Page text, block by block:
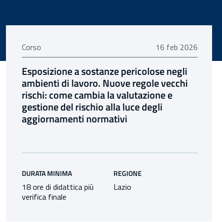
Corso 16 febbraio 2026
16 feb 2026
Esposizione a sostanze pericolose negli
ambienti di lavoro. Nuove regole vecchi
rischi: come cambia la valutazione e
gestione del rischio alla luce degli
aggiornamenti normativi
DURATA MINIMA
18 ore di didattica più
verifica finale
REGIONE
Lazio